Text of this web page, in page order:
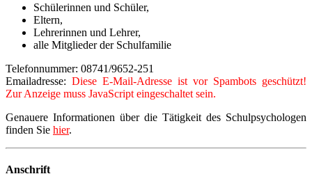
Schülerinnen und Schüler,
Eltern,
Lehrerinnen und Lehrer,
alle Mitglieder der Schulfamilie
Telefonnummer: 08741/9652-251
Emailadresse: Diese E-Mail-Adresse ist vor Spambots geschützt!
Zur Anzeige muss JavaScript eingeschaltet sein.
Genauere Informationen über die Tätigkeit des Schulpsychologen
finden Sie hier.
Anschrift